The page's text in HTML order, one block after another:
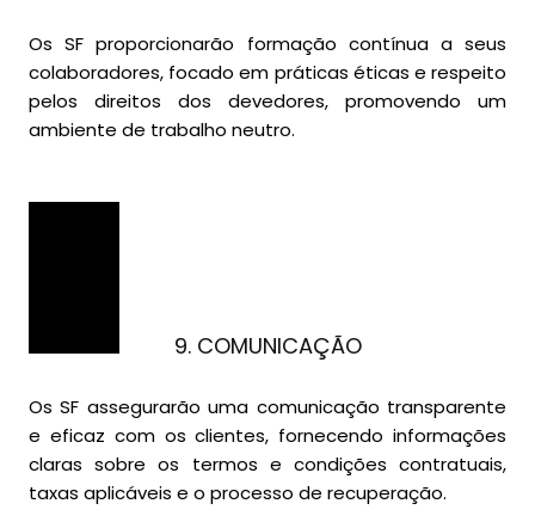
Os SF proporcionarão formação contínua a seus
colaboradores, focado em práticas éticas e respeito
pelos direitos dos devedores, promovendo um
ambiente de trabalho neutro.
9. COMUNICAÇÃO
Os SF assegurarão uma comunicação transparente
e eficaz com os clientes, fornecendo informações
claras sobre os termos e condições contratuais,
taxas aplicáveis e o processo de recuperação.